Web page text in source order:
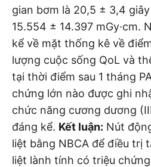
gian bơm là 20,5 ± 3,4
15.554 ± 14.397 mGy·cm.
kể về mặt thống kê về
lượng cuộc sống QoL và
tại thời điểm sau 1 tháng
chứng lớn nào được ghi
chức năng cương dương
đáng kể. Kết luận: Nút
liệt bằng NBCA để điều trị
liệt lành tính có triệu